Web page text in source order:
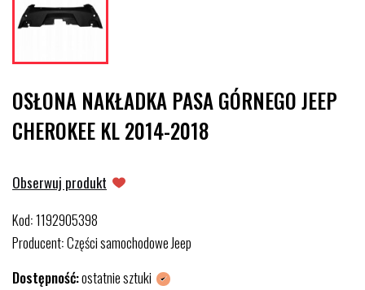
OSŁONA NAKŁADKA PASA GÓRNEGO JEEP
CHEROKEE KL 2014-2018
Obserwuj produkt
Kod:1192905398
Producent:Części samochodowe Jeep
Dostępność:ostatnie sztuki